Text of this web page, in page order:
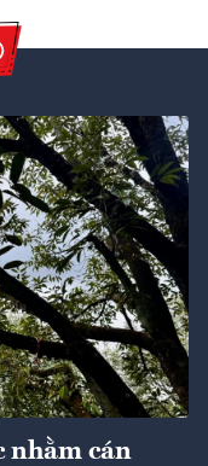
nhằm cán